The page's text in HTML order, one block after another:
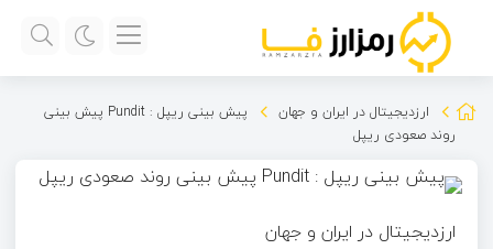
ارزدیجیتال در ایران و جهان
پیش بینی ریپل : Pundit پیش بینی
روند صعودی ریپل
ارزدیجیتال در ایران و جهان